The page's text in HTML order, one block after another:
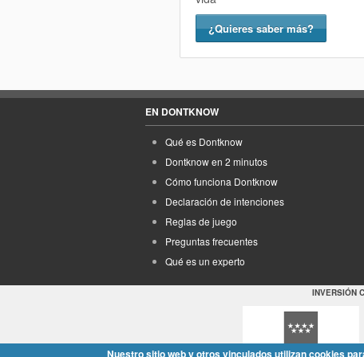
¿Quieres saber más?
EN DONTKNOW
Qué es Dontknow
Dontknow en 2 minutos
Cómo funciona Dontknow
Declaración de intenciones
Reglas de juego
Preguntas frecuentes
Qué es un experto
INVERSIÓN
Nuestro sitio web y otros vinculados utilizan cookies